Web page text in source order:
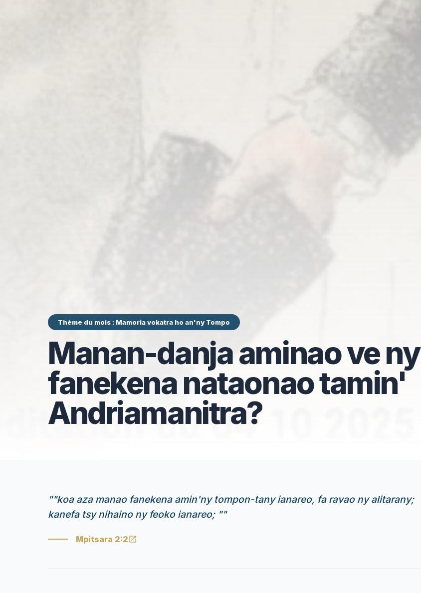
Thème du mois : Mamoria vokatra ho an'ny Tompo
Manan-danja aminao ve ny
fanekena nataonao tamin'
Andriamanitra?
""koa aza manao fanekena amin'ny tompon-tany ianareo, fa ravao ny alitarany;
kanefa tsy nihaino ny feoko ianareo; ""
Mpitsara 2:2